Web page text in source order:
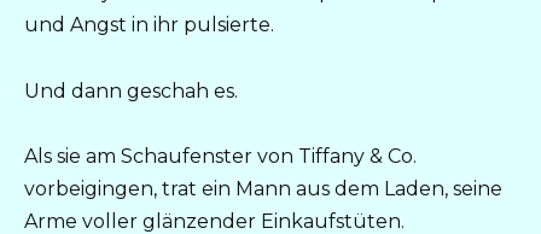
und Angst in ihr pulsierte.
Und dann geschah es.
Als sie am Schaufenster von Tiffany & Co.
vorbeigingen, trat ein Mann aus dem Laden, seine
Arme voller glänzender Einkaufstüten.